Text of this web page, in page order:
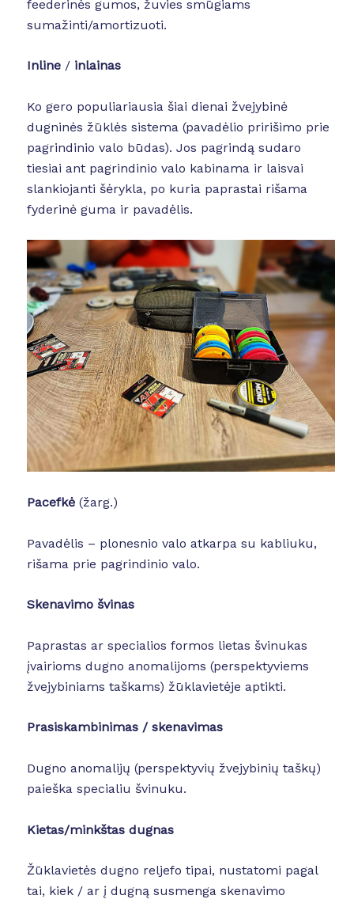
feederinės gumos, žuvies smūgiams
sumažinti/amortizuoti.
Inline/ inlainas
Ko gero populiariausia šiai dienai žvejybinė
dugninės žūklės sistema (pavadėlio pririšimo prie
pagrindinio valo būdas). Jos pagrindą sudaro
tiesiai ant pagrindinio valo kabinama ir laisvai
slankiojanti šėrykla, po kuria paprastai rišama
fyderinė guma ir pavadėlis.
Pacefkė (žarg.)
Pavadėlis – plonesnio valo atkarpa su kabliuku,
rišama prie pagrindinio valo.
Skenavimo švinas
Paprastas ar specialios formos lietas švinukas
įvairioms dugno anomalijoms (perspektyviems
žvejybiniams taškams) žūklavietėje aptikti.
Prasiskambinimas / skenavimas
Dugno anomalijų (perspektyvių žvejybinių taškų)
paieška specialiu švinuku.
Kietas/minkštas dugnas
Žūklavietės dugno reljefo tipai, nustatomi pagal
tai, kiek / ar į dugną susmenga skenavimo